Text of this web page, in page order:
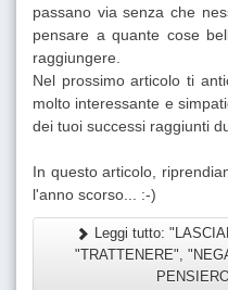
passano via senza che
pensare a quante cose
raggiungere.
Nel prossimo articolo ti
molto interessante e
dei tuoi successi raggiunti
In questo articolo,
l'anno scorso... :-)
Leggi tutto:
"TRATTENERE",